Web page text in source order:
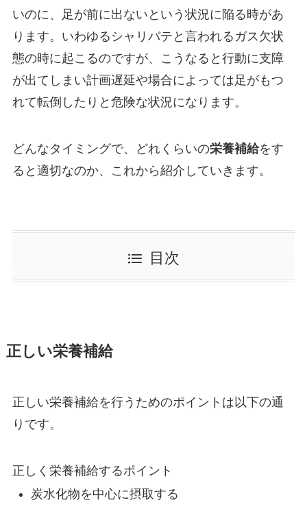
いのに、足が前に出ないという状況に陥る時があ
ります。いわゆるシャリバテと言われるガス欠状
態の時に起こるのですが、こうなると行動に支障
が出てしまい計画遅延や場合によっては足がもつ
れて転倒したりと危険な状況になります。
どんなタイミングで、どれくらいの栄養補給をす
ると適切なのか、これから紹介していきます。
目次
正しい栄養補給
正しい栄養補給を行うためのポイントは以下の通
りです。
正しく栄養補給するポイント
炭水化物を中心に摂取する